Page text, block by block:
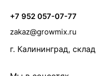
+7 952 057-07-77
zakaz@growmix.ru
г. Калининград, склад